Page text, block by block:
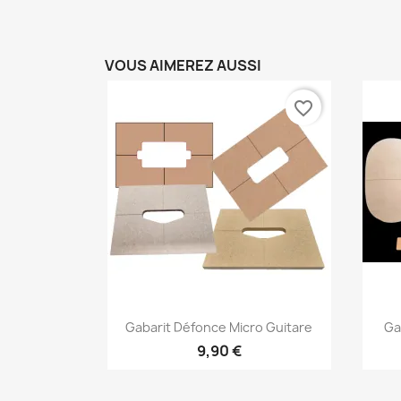
VOUS AIMEREZ AUSSI
Aperçu rapide
Gabarit Défonce Micro Guitare
9,90 €
favorite_border